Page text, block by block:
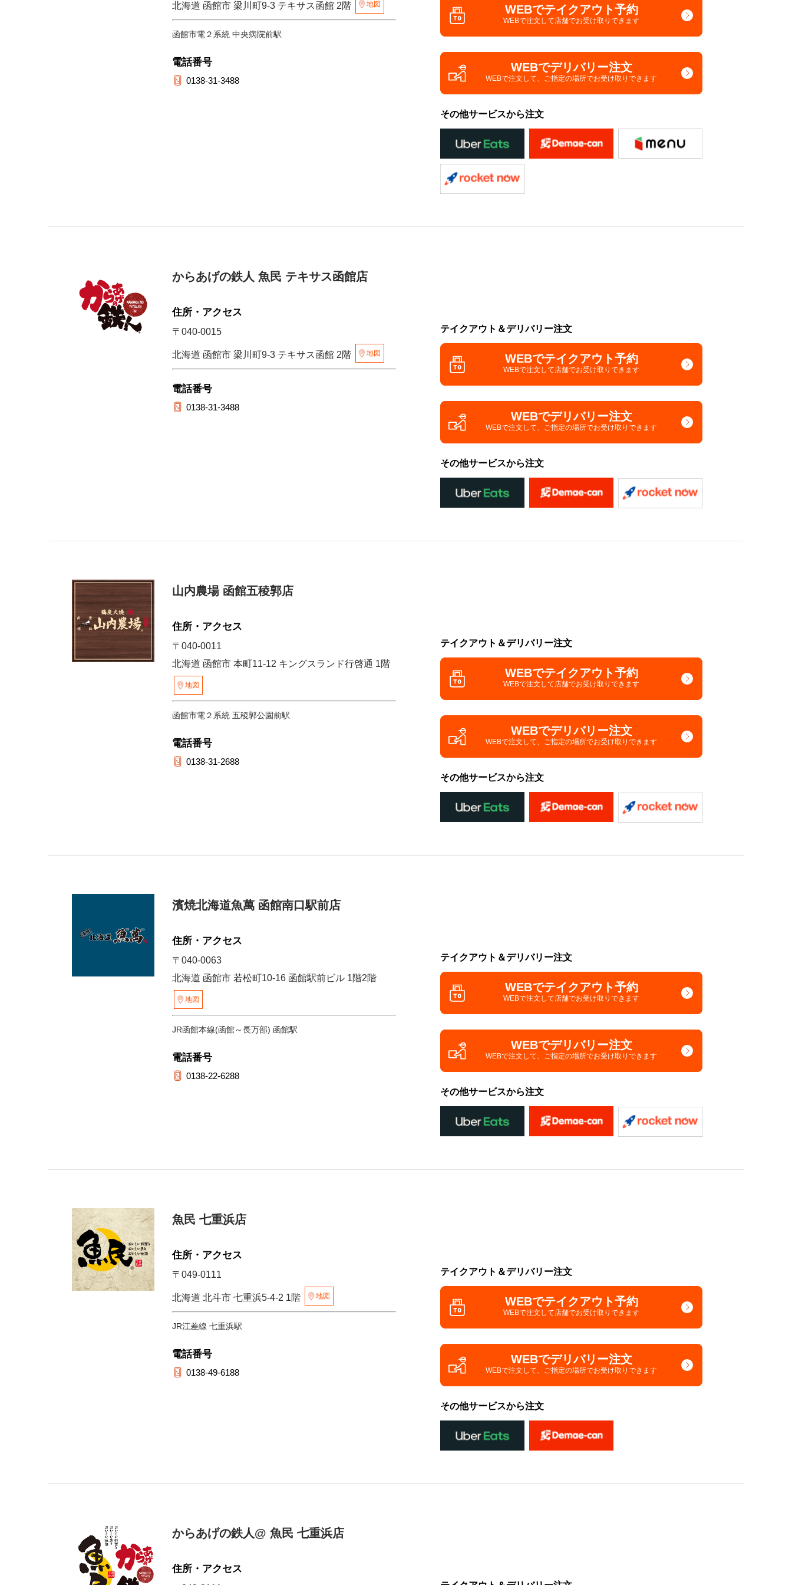
北海道 函館市 梁川町9-3 テキサス函館 2階 地図
函館市電２系統 中央病院前駅
電話番号
0138-31-3488
WEBでテイクアウト予約
WEBで注文して店舗でお受け取りできます
WEBでデリバリー注文
WEBで注文して、 ご指定の場所でお受け取りできます
その他サービスから注文
からあげの鉄人 魚民 テキサス函館店
住所・アクセス
〒040-0015
北海道 函館市 梁川町9-3 テキサス函館 2階 地図
電話番号
0138-31-3488
テイクアウト＆デリバリー注文
WEBでテイクアウト予約
WEBで注文して店舗でお受け取りできます
WEBでデリバリー注文
WEBで注文して、 ご指定の場所でお受け取りできます
その他サービスから注文
山内農場 函館五稜郭店
住所・アクセス
〒040-0011
北海道 函館市 本町11-12 キングスランド行啓通 1階
地図
函館市電２系統 五稜郭公園前駅
電話番号
0138-31-2688
テイクアウト＆デリバリー注文
WEBでテイクアウト予約
WEBで注文して店舗でお受け取りできます
WEBでデリバリー注文
WEBで注文して、 ご指定の場所でお受け取りできます
その他サービスから注文
濱焼北海道魚萬 函館南口駅前店
住所・アクセス
〒040-0063
北海道 函館市 若松町10-16 函館駅前ビル 1階2階
地図
JR函館本線(函館～長万部) 函館駅
電話番号
0138-22-6288
テイクアウト＆デリバリー注文
WEBでテイクアウト予約
WEBで注文して店舗でお受け取りできます
WEBでデリバリー注文
WEBで注文して、 ご指定の場所でお受け取りできます
その他サービスから注文
魚民 七重浜店
住所・アクセス
〒049-0111
北海道 北斗市 七重浜5-4-2 1階 地図
JR江差線 七重浜駅
電話番号
0138-49-6188
テイクアウト＆デリバリー注文
WEBでテイクアウト予約
WEBで注文して店舗でお受け取りできます
WEBでデリバリー注文
WEBで注文して、 ご指定の場所でお受け取りできます
その他サービスから注文
からあげの鉄人@ 魚民 七重浜店
住所・アクセス